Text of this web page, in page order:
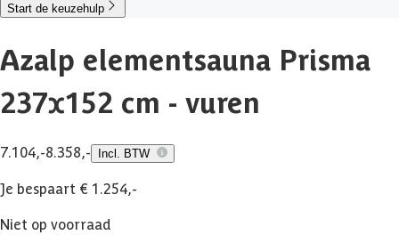
Start de keuzehulp
Azalp elementsauna Prisma
237x152 cm - vuren
7.104,-8.358,- Incl. BTW
Je bespaart € 1.254,-
Niet op voorraad